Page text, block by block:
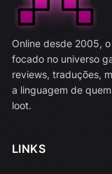
Online desde 2005, o
focado no universo
reviews, traduções,
a linguagem de
loot.
LINKS